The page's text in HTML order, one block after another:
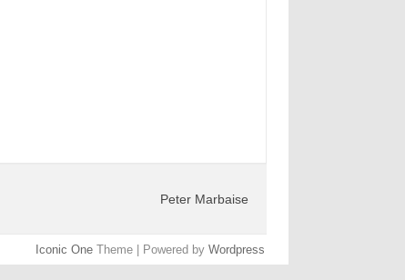
Peter Marbaise
Iconic One Theme | Powered by Wordpress